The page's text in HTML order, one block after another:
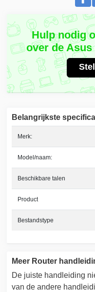
Hulp nodig
over de Asus
Belangrijkste
Merk:
Model/naam:
Beschikbare talen
Product
Bestandstype
Meer Router
De juiste handleiding
van de andere